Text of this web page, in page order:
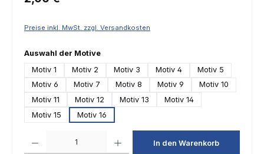
Preise inkl. MwSt. zzgl. Versandkosten
Auswahl der Motiveauswählen
Motiv 1
Motiv 2 Motiv 3 Motiv 4
Motiv 5
Motiv 6
Motiv 7 Motiv 8 Motiv 9
Motiv 10
Motiv 11
Motiv 12 Motiv 13
Motiv 14
Motiv 15
Motiv 16
In den Warenkorb